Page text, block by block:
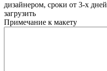
дизайнером, сроки от 3-х дней
загрузить
Примечание к макету